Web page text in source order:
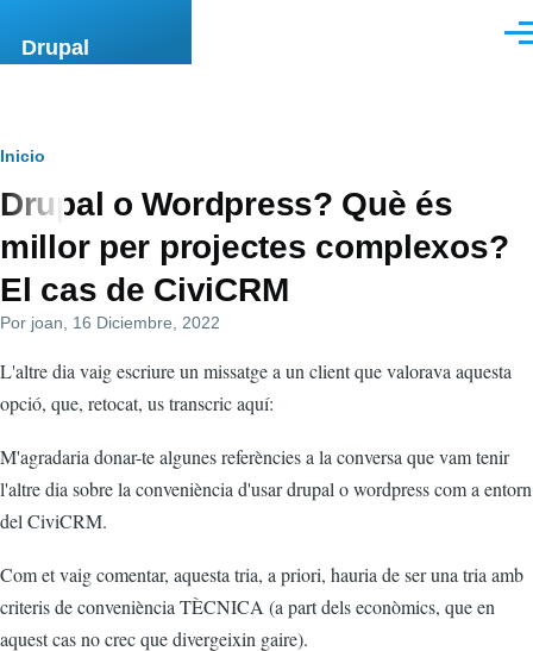
Drupal
Ruta
de
navegación
Inicio
Drupal o Wordpress? Què és
millor per projectes complexos?
El cas de CiviCRM
Por joan , 16 Diciembre, 2022
L'altre dia vaig escriure un missatge a un client que valorava aquesta
opció, que, retocat, us transcric aquí:
M'agradaria donar-te algunes referències a la conversa que vam tenir
l'altre dia sobre la conveniència d'usar drupal o wordpress com a entorn
del CiviCRM.
Com et vaig comentar, aquesta tria, a priori, hauria de ser una tria amb
criteris de conveniència TÈCNICA (a part dels econòmics, que en
aquest cas no crec que divergeixin gaire).